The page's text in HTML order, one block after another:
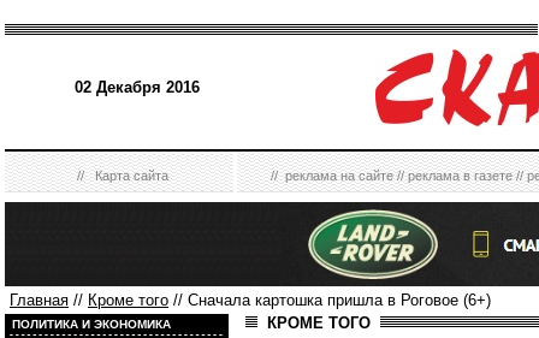
02 Декабря 2016
//Карта сайта //реклама на сайте//реклама в газете//
Главная // Кроме того // Сначала картошка пришла в Роговое (6+)
ПОЛИТИКА И ЭКОНОМИКА
КРОМЕ ТОГО